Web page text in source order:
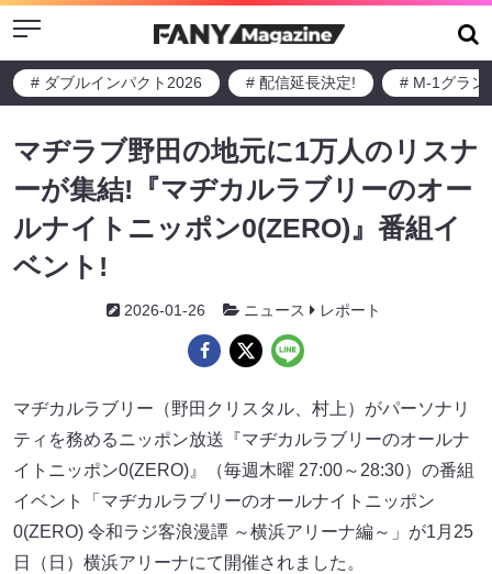
Menu
# ダブルインパクト2026 # 配信延長決定! # M-1グラン
マヂラブ野田の地元に1万人のリスナ
ーが集結!『マヂカルラブリーのオー
ルナイトニッポン0(ZERO)』番組イ
ベント!
2026-01-26 ニュース レポート
マヂカルラブリー（野田クリスタル、村上）がパーソナリ
ティを務めるニッポン放送『マヂカルラブリーのオールナ
イトニッポン0(ZERO)』（毎週木曜 27:00～28:30）の番組
イベント「マヂカルラブリーのオールナイトニッポン
0(ZERO) 令和ラジ客浪漫譚 ～横浜アリーナ編～」が1月25
日（日）横浜アリーナにて開催されました。